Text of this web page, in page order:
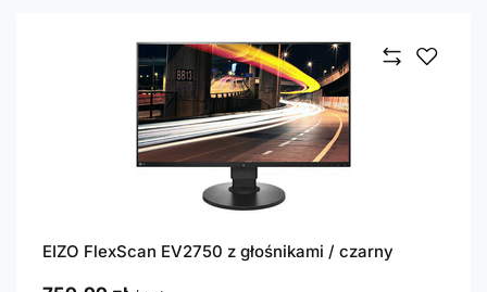
EIZO FlexScan EV2750 z głośnikami / czarny